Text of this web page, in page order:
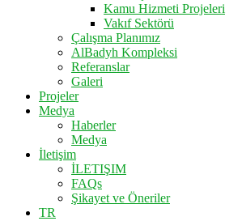
Kamu Hizmeti Projeleri
Vakıf Sektörü
Çalışma Planımız
AlBadyh Kompleksi
Referanslar
Galeri
Projeler
Medya
Haberler
Medya
İletişim
İLETIŞIM
FAQs
Şikayet ve Öneriler
TR